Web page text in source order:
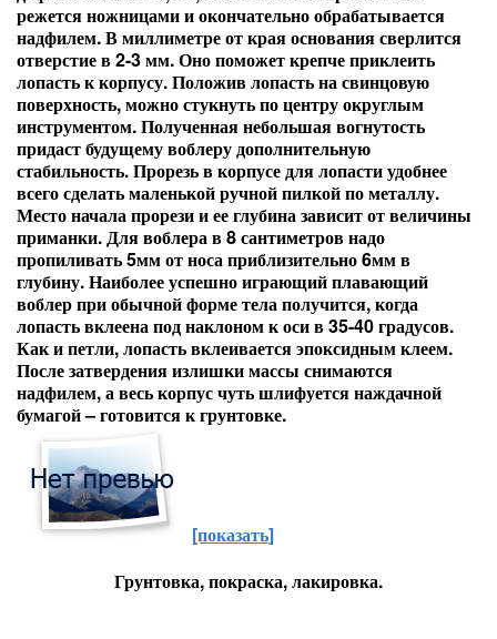
режется ножницами и окончательно обрабатывается
надфилем. В миллиметре от края основания сверлится
отверстие в 2-3 мм. Оно поможет крепче приклеить
лопасть к корпусу. Положив лопасть на свинцовую
поверхность, можно стукнуть по центру округлым
инструментом. Полученная небольшая вогнутость
придаст будущему воблеру дополнительную
стабильность. Прорезь в корпусе для лопасти удобнее
всего сделать маленькой ручной пилкой по металлу.
Место начала прорези и ее глубина зависит от величины
приманки. Для воблера в 8 сантиметров надо
пропиливать 5мм от носа приблизительно 6мм в
глубину. Наиболее успешно играющий плавающий
воблер при обычной форме тела получится, когда
лопасть вклеена под наклоном к оси в 35-40 градусов.
Как и петли, лопасть вклеивается эпоксидным клеем.
После затвердения излишки массы снимаются
надфилем, а весь корпус чуть шлифуется наждачной
бумагой – готовится к грунтовке.
[показать]
Грунтовка, покраска, лакировка.